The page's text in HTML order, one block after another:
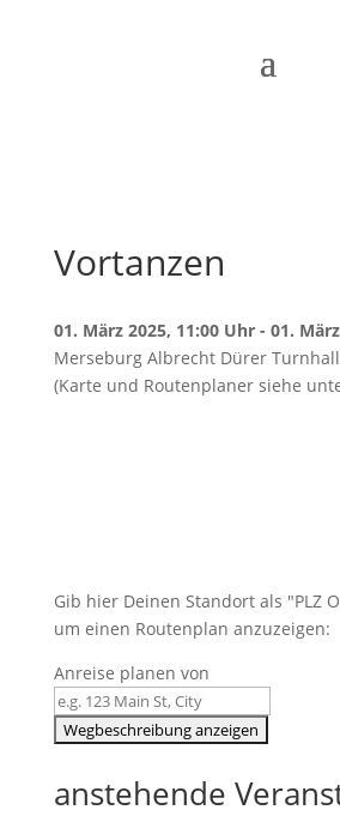
Vortanzen
01. März 2025, 11:00 Uhr - 01.
Merseburg Albrecht Dürer
(Karte und Routenplaner siehe
Gib hier Deinen Standort als "PLZ
um einen Routenplan anzuzeigen:
Anreise planen von
anstehende